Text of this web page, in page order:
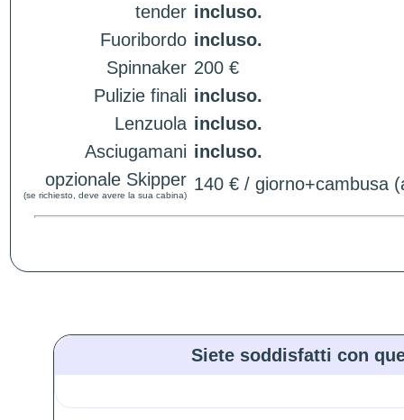
tender incluso.
Fuoribordo incluso.
Spinnaker 200 €
Pulizie finali incluso.
Lenzuola incluso.
Asciugamani incluso.
opzionale Skipper
(se richiesto, deve avere la sua cabina)
140 € / giorno+cambusa
Siete soddisfatti con